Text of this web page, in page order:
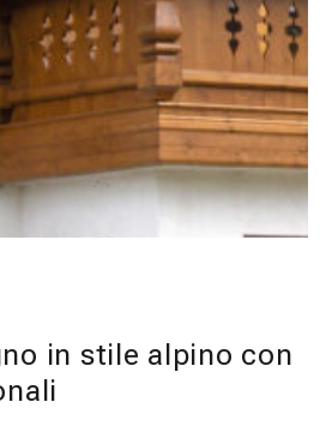
in stile alpino con